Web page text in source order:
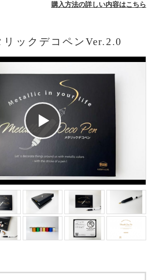
リックデコペンVer.2.0
購入方法の詳しい内容はこちら